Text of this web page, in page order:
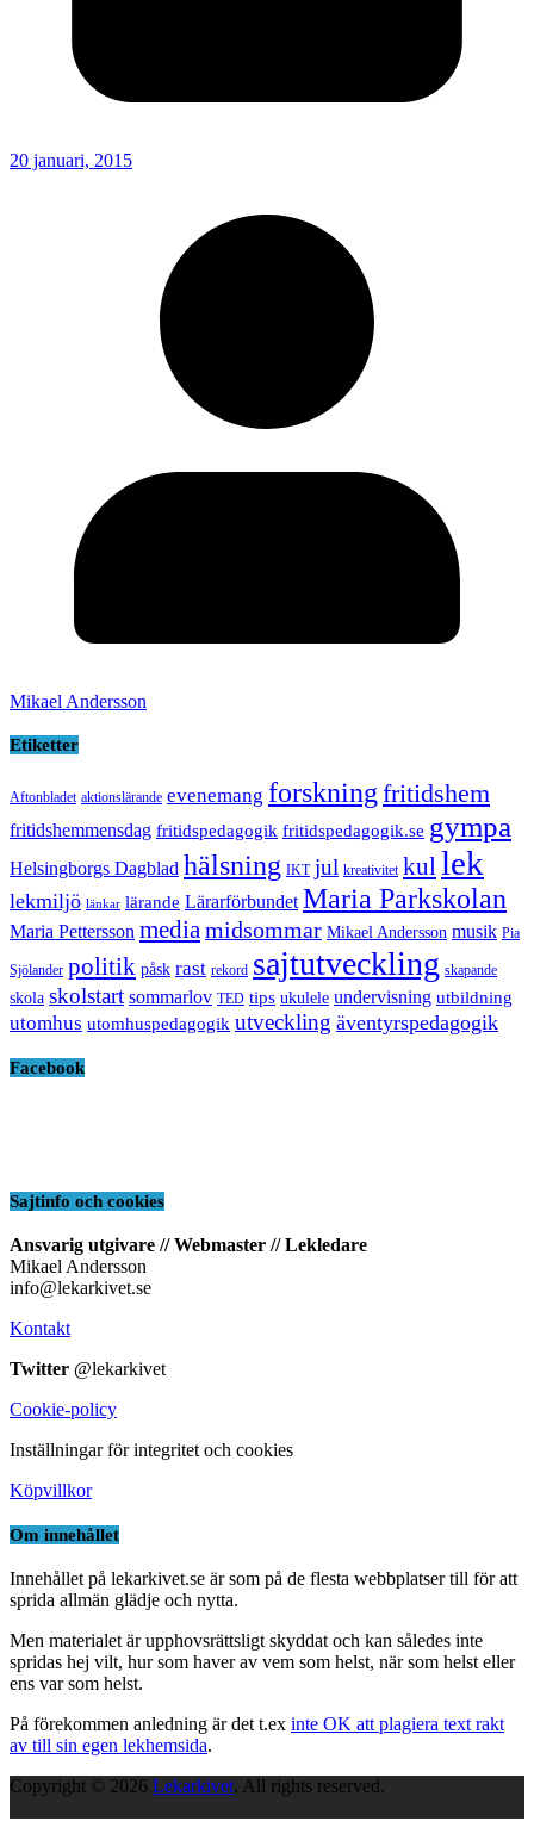
20 januari, 2015
Mikael Andersson
Etiketter
Aftonbladet aktionslärande evenemang forskning fritidshem
fritidshemmensdag fritidspedagogik fritidspedagogik.se gympa
Helsingborgs Dagblad hälsning IKT jul kreativitet kul lek
lekmiljö länkar lärande Lärarförbundet Maria Parkskolan
Maria Pettersson media midsommar Mikael Andersson musik Pia
Sjölander politik påsk rast rekord sajtutveckling skapande
skola skolstart sommarlov TED tips ukulele undervisning utbildning
utomhus utomhuspedagogik utveckling äventyrspedagogik
Facebook
Sajtinfo och cookies
Ansvarig utgivare // Webmaster // Lekledare
Mikael Andersson
info@lekarkivet.se
Kontakt
Twitter @lekarkivet
Cookie-policy
Inställningar för integritet och cookies
Köpvillkor
Om innehållet
Innehållet på lekarkivet.se är som på de flesta webbplatser till för att
sprida allmän glädje och nytta.
Men materialet är upphovsrättsligt skyddat och kan således inte
spridas hej vilt, hur som haver av vem som helst, när som helst eller
ens var som helst.
På förekommen anledning är det t.ex inte OK att plagiera text rakt
av till sin egen lekhemsida.
Copyright © 2026 Lekarkivet. All rights reserved.